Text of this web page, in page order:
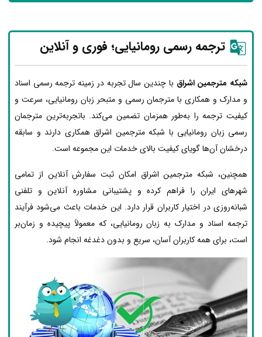
ترجمه رسمی رومانیایی؛ فوری و آنلاین
شبکه مترجمین اشراق با چندین سال تجربه در زمینه ترجمه رسمی اسناد
و مدارک و همکاری با مترجمان رسمی و متبحر زبان رومانیایی، سرعت و
کیفیت ترجمه را به‌طور همزمان تضمین می‌کند. باتجربه‌ترین مترجمان
رسمی زبان رومانیایی با شبکه مترجمین اشراق همکاری دارند و سابقه
درخشان آن‌ها گویای کیفیت بالای خدمات این مجموعه است.
همچنین، شبکه مترجمین اشراق امکان ثبت سفارش آنلاین از تمامی
شهرهای ایران را فراهم کرده و پشتیبانی مشاوره آنلاین و تلفنی
شبانه‌روزی در اختیار کاربران قرار دارد. این خدمات باعث می‌شود فرآیند
ترجمه اسناد و مدارک به زبان رومانیایی، که معمولاً پیچیده و زمان‌بر
است، برای همه کاربران آسان، سریع و بدون دغدغه انجام شود.